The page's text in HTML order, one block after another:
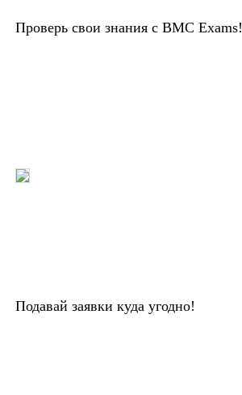
Проверь свои знания с BMC Exams!
Подавай заявки куда угодно!